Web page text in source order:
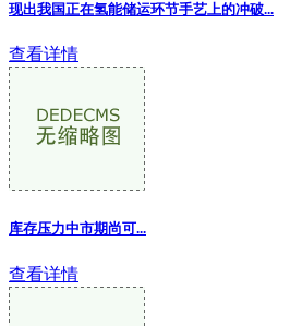
现出我国正在氢能储运环节手艺上的冲破...
查看详情
库存压力中市期尚可...
查看详情